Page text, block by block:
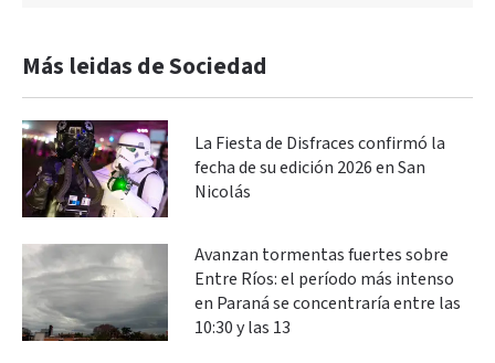
Más leidas de Sociedad
La Fiesta de Disfraces confirmó la
fecha de su edición 2026 en San
Nicolás
Avanzan tormentas fuertes sobre
Entre Ríos: el período más intenso
en Paraná se concentraría entre las
10:30 y las 13